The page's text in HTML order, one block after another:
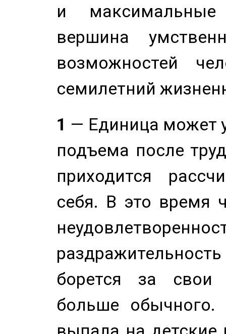
и
вершина
возможностей
семилетний
1 — Единица может
подъема после
приходится
себя. В это время
борется за свои
больше